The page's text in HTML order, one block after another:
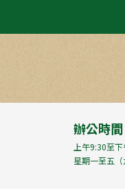
辦公時間
上午9:30至
星期一至五（